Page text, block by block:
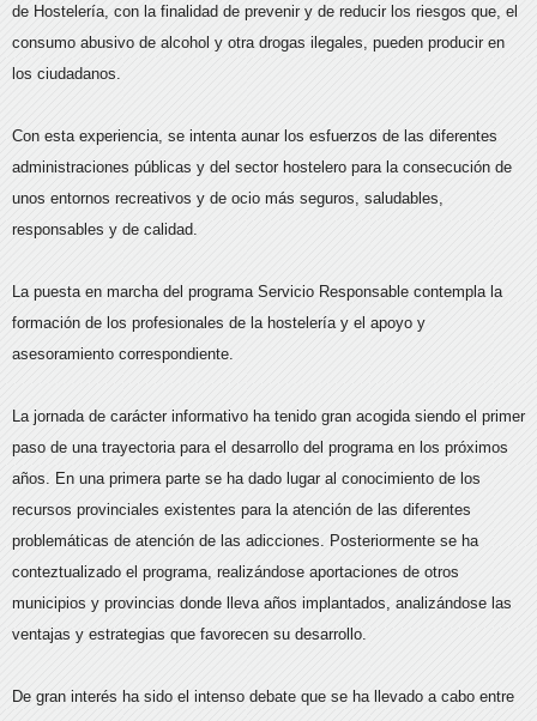
de Hostelería, con la finalidad de prevenir y de reducir los riesgos que, el
consumo abusivo de alcohol y otra drogas ilegales, pueden producir en
los ciudadanos.
Con esta experiencia, se intenta aunar los esfuerzos de las diferentes
administraciones públicas y del sector hostelero para la consecución de
unos entornos recreativos y de ocio más seguros, saludables,
responsables y de calidad.
La puesta en marcha del programa Servicio Responsable contempla la
formación de los profesionales de la hostelería y el apoyo y
asesoramiento correspondiente.
La jornada de carácter informativo ha tenido gran acogida siendo el primer
paso de una trayectoria para el desarrollo del programa en los próximos
años. En una primera parte se ha dado lugar al conocimiento de los
recursos provinciales existentes para la atención de las diferentes
problemáticas de atención de las adicciones. Posteriormente se ha
conteztualizado el programa, realizándose aportaciones de otros
municipios y provincias donde lleva años implantados, analizándose las
ventajas y estrategias que favorecen su desarrollo.
De gran interés ha sido el intenso debate que se ha llevado a cabo entre